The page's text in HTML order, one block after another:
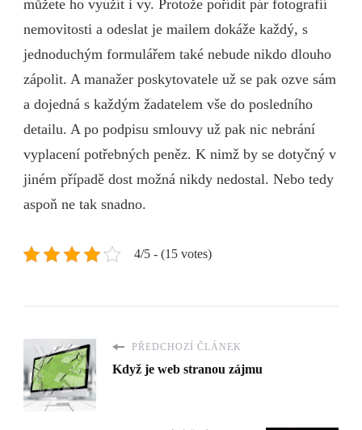
můžete ho využít i vy. Protože pořídit pár fotografií
nemovitosti a odeslat je mailem dokáže každý, s
jednoduchým formulářem také nebude nikdo dlouho
zápolit. A manažer poskytovatele už se pak ozve sám
a dojedná s každým žadatelem vše do posledního
detailu. A po podpisu smlouvy už pak nic nebrání
vyplacení potřebných peněz. K nimž by se dotyčný v
jiném případě dost možná nikdy nedostal. Nebo tedy
aspoň ne tak snadno.
4/5 - (15 votes)
PŘEDCHOZÍ ČLÁNEK
Když je web stranou zájmu